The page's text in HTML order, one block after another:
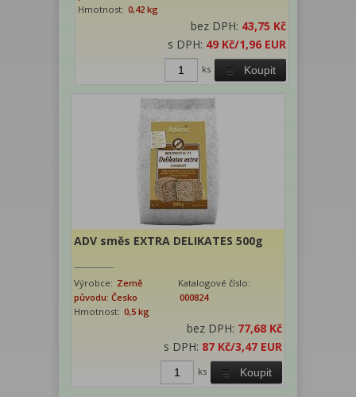
Hmotnost: 0,42 kg
bez DPH: 43,75 Kč
s DPH: 49 Kč/1,96 EUR
Koupit
ks
ADV směs EXTRA DELIKATES 500g
Výrobce: Země
původu: Česko
Katalogové číslo:
000824
Hmotnost: 0,5 kg
bez DPH: 77,68 Kč
s DPH: 87 Kč/3,47 EUR
Koupit
ks